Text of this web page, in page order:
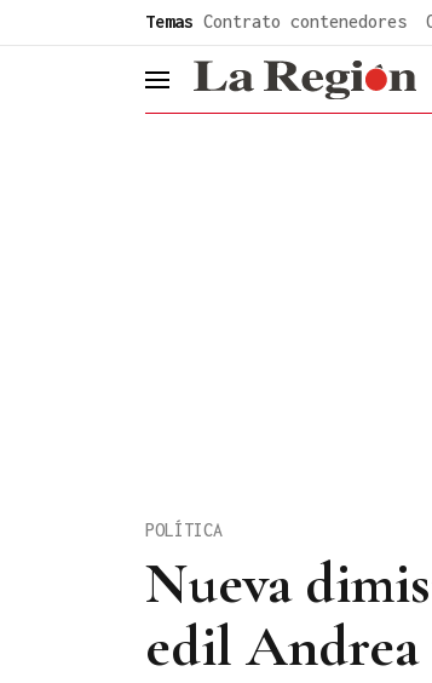
Temas Contrato contenedores
header.menu.open
Nueva
edil Andrea
POLÍTICA